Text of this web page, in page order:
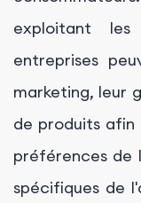
exploitant les
entreprises
marketing, leur
de produits afin
préférences de
spécifiques de